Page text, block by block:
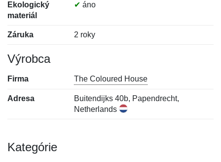
Ekologický
materiál
✔ áno
Záruka 2 roky
Výrobca
Firma The Coloured House
Adresa
Buitendijks 40b, Papendrecht,
Netherlands
Kategórie